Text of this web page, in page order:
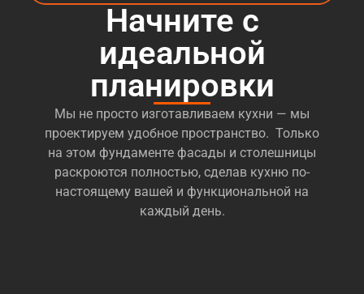
Начните с
идеальной
планировки
Мы не просто изготавливаем кухни — мы
проектируем удобное пространство. Только
на этом фундаменте фасады и столешницы
раскроются полностью, сделав кухню по-
настоящему вашей и функциональной на
каждый день.